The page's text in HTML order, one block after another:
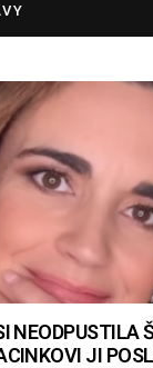
NEODPUSTILA
JI